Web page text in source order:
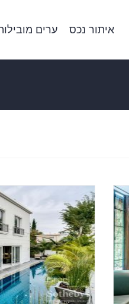
איתור נכס ערים